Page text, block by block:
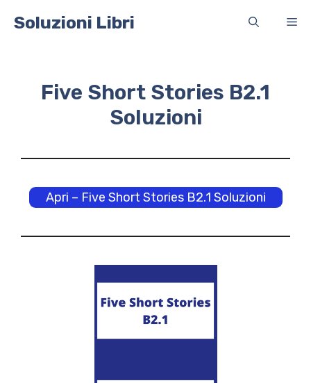
Soluzioni Libri
Five Short Stories B2.1
Soluzioni
Apri – Five Short Stories B2.1 Soluzioni